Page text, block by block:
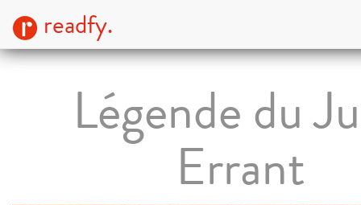
readfy.
Légende du
Errant